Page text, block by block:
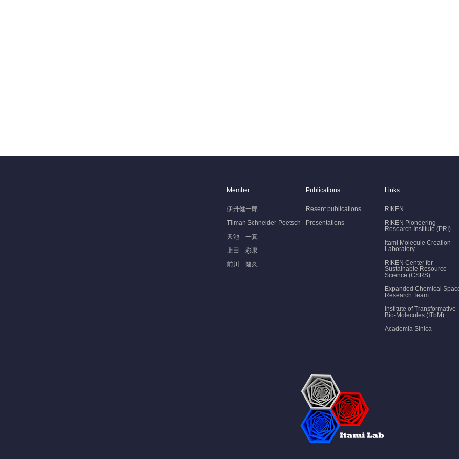
Member
伊丹健一郎
Tilman Schneider-Poetsch
天池 一真
上田 彩果
前川 健久
Publications
Resent publications
Presentations
Links
RIKEN
RIKEN Pioneering
Research Institute (PRI)
Itami Molecule Creation
Laboratory
RIKEN Center for
Sustainable Resource
Science (CSRS)
Expanded Chemical
Research Team
Institute of Transformative
Bio-Molecules (ITbM)
Academia Sinica